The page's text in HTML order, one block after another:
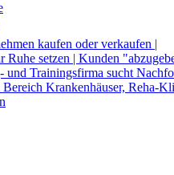
kaufen oder verkaufen |
Ruhe setzen | Kunden
und Trainingsfirma sucht
Krankenhäuser, Reha-